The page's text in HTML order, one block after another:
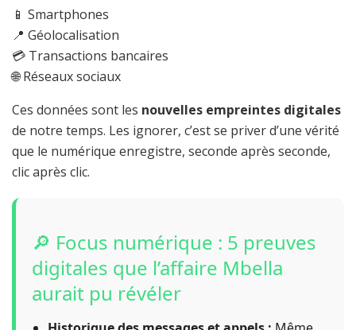
📱 Smartphones
📍 Géolocalisation
💳 Transactions bancaires
🌐 Réseaux sociaux
Ces données sont les nouvelles empreintes digitales
de notre temps. Les ignorer, c’est se priver d’une vérité
que le numérique enregistre, seconde après seconde,
clic après clic.
🔎 Focus numérique : 5 preuves
digitales que l’affaire Mbella
aurait pu révéler